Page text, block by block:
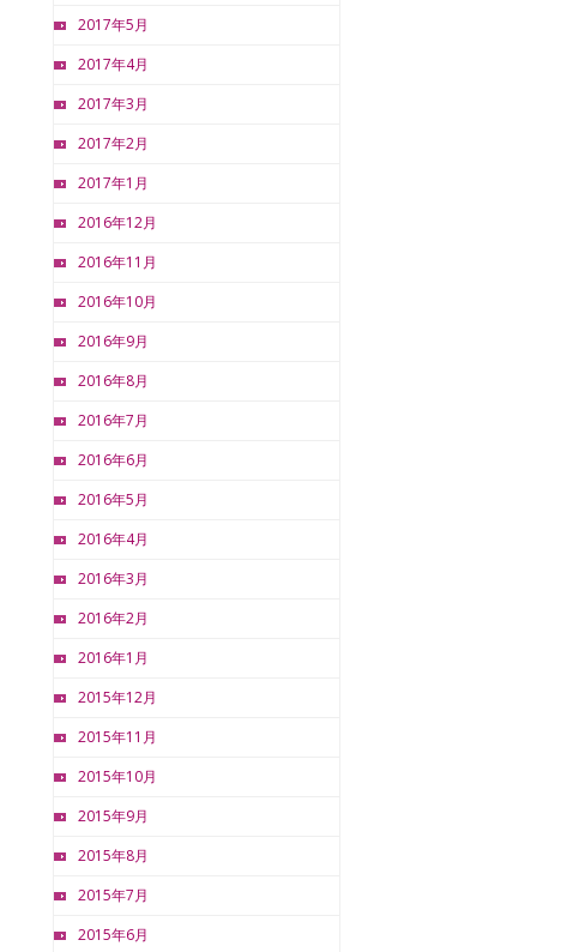
2017年5月
2017年4月
2017年3月
2017年2月
2017年1月
2016年12月
2016年11月
2016年10月
2016年9月
2016年8月
2016年7月
2016年6月
2016年5月
2016年4月
2016年3月
2016年2月
2016年1月
2015年12月
2015年11月
2015年10月
2015年9月
2015年8月
2015年7月
2015年6月